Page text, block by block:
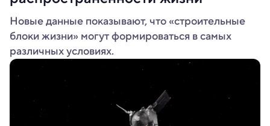
Новые данные показывают, что «строительные
блоки жизни» могут формироваться в самых
различных условиях.